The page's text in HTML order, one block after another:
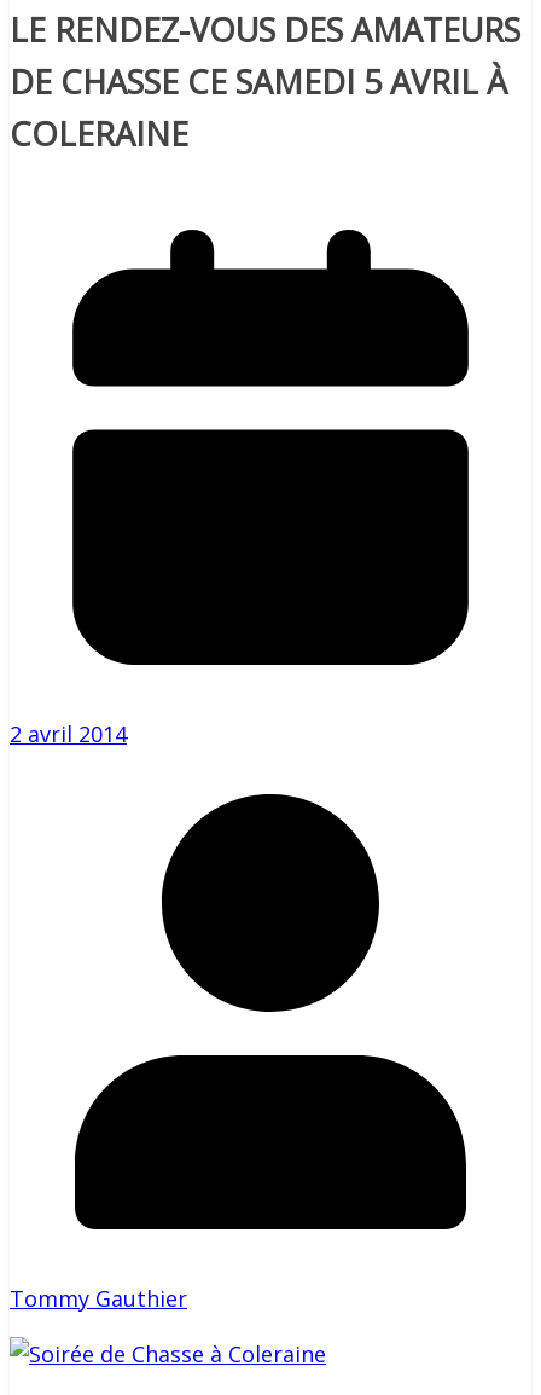
LE RENDEZ-VOUS DES AMATEURS
DE CHASSE CE SAMEDI 5 AVRIL À
COLERAINE
2 avril 2014
Tommy Gauthier